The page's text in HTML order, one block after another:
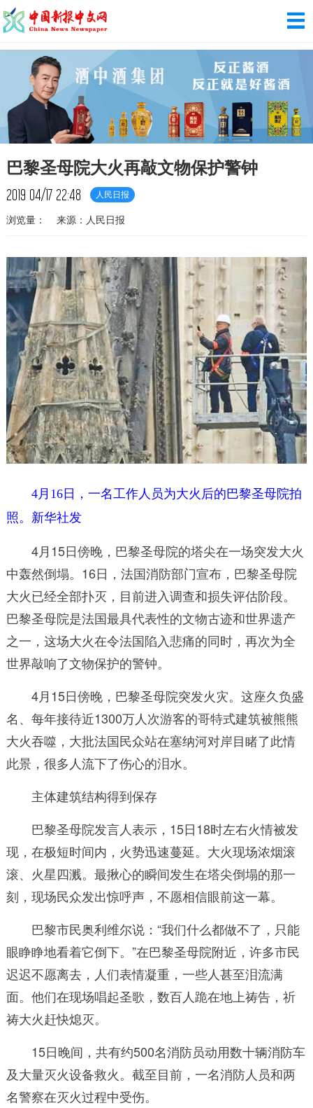
巴黎圣母院大火再敲文物保护警钟
2019 04/17 22:48 人民日报
浏览量： 来源：人民日报
4月16日，一名工作人员为大火后的巴黎圣母院拍
照。新华社发
4月15日傍晚，巴黎圣母院的塔尖在一场突发大火
中轰然倒塌。16日，法国消防部门宣布，巴黎圣母院
大火已经全部扑灭，目前进入调查和损失评估阶段。
巴黎圣母院是法国最具代表性的文物古迹和世界遗产
之一，这场大火在令法国陷入悲痛的同时，再次为全
世界敲响了文物保护的警钟。
4月15日傍晚，巴黎圣母院突发火灾。这座久负盛
名、每年接待近1300万人次游客的哥特式建筑被熊熊
大火吞噬，大批法国民众站在塞纳河对岸目睹了此情
此景，很多人流下了伤心的泪水。
主体建筑结构得到保存
巴黎圣母院发言人表示，15日18时左右火情被发
现，在极短时间内，火势迅速蔓延。大火现场浓烟滚
滚、火星四溅。最揪心的瞬间发生在塔尖倒塌的那一
刻，现场民众发出惊呼声，不愿相信眼前这一幕。
巴黎市民奥利维尔说：“我们什么都做不了，只能
眼睁睁地看着它倒下。”在巴黎圣母院附近，许多市民
迟迟不愿离去，人们表情凝重，一些人甚至泪流满
面。他们在现场唱起圣歌，数百人跪在地上祷告，祈
祷大火赶快熄灭。
15日晚间，共有约500名消防员动用数十辆消防车
及大量灭火设备救火。截至目前，一名消防人员和两
名警察在灭火过程中受伤。